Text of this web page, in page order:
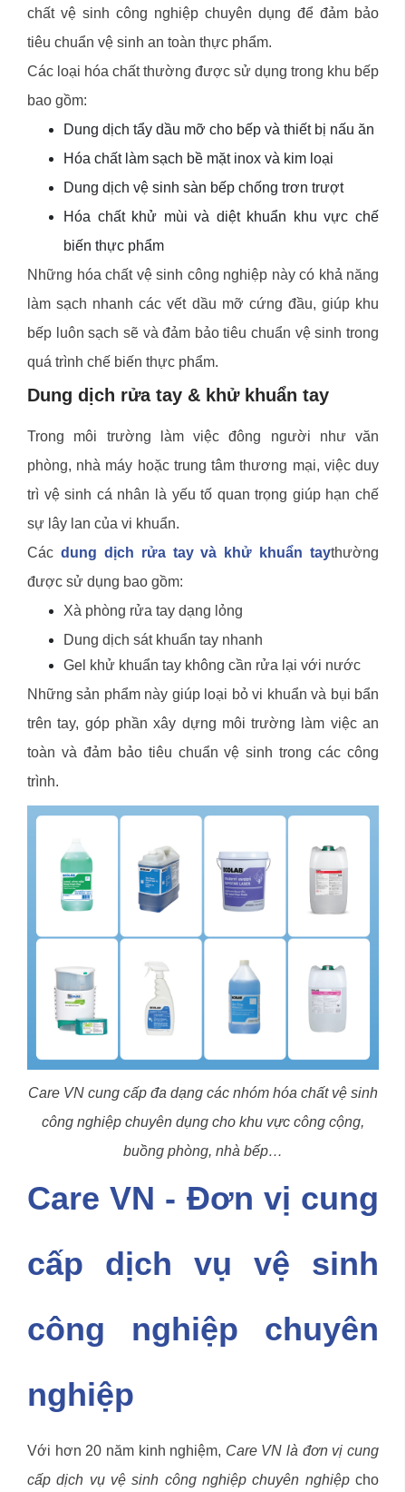
chất vệ sinh công nghiệp chuyên dụng để đảm bảo
tiêu chuẩn vệ sinh an toàn thực phẩm.
Các loại hóa chất thường được sử dụng trong khu bếp
bao gồm:
Dung dịch tẩy dầu mỡ cho bếp và thiết bị nấu ăn
Hóa chất làm sạch bề mặt inox và kim loại
Dung dịch vệ sinh sàn bếp chống trơn trượt
Hóa chất khử mùi và diệt khuẩn khu vực chế
biến thực phẩm
Những hóa chất vệ sinh công nghiệp này có khả năng
làm sạch nhanh các vết dầu mỡ cứng đầu, giúp khu
bếp luôn sạch sẽ và đảm bảo tiêu chuẩn vệ sinh trong
quá trình chế biến thực phẩm.
Dung dịch rửa tay & khử khuẩn tay
Trong môi trường làm việc đông người như văn
phòng, nhà máy hoặc trung tâm thương mại, việc duy
trì vệ sinh cá nhân là yếu tố quan trọng giúp hạn chế
sự lây lan của vi khuẩn.
Các dung dịch rửa tay và khử khuẩn taythường
được sử dụng bao gồm:
Xà phòng rửa tay dạng lỏng
Dung dịch sát khuẩn tay nhanh
Gel khử khuẩn tay không cần rửa lại với nước
Những sản phẩm này giúp loại bỏ vi khuẩn và bụi bẩn
trên tay, góp phần xây dựng môi trường làm việc an
toàn và đảm bảo tiêu chuẩn vệ sinh trong các công
trình.
Care VN cung cấp đa dạng các nhóm hóa chất vệ sinh
công nghiệp chuyên dụng cho khu vực công cộng,
buồng phòng, nhà bếp…
Care VN - Đơn vị cung
cấp dịch vụ vệ sinh
công nghiệp chuyên
nghiệp
Với hơn 20 năm kinh nghiệm, Care VN là đơn vị cung
cấp dịch vụ vệ sinh công nghiệp chuyên nghiệpcho